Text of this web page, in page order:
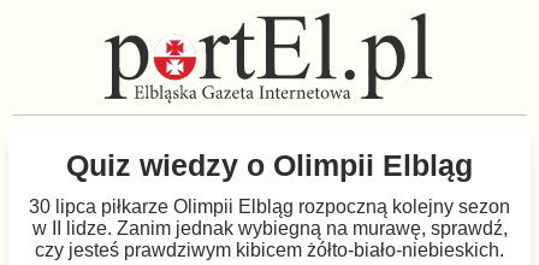
Quiz wiedzy o Olimpii Elbląg
30 lipca piłkarze Olimpii Elbląg rozpoczną kolejny sezon
w II lidze. Zanim jednak wybiegną na murawę, sprawdź,
czy jesteś prawdziwym kibicem żółto-biało-niebieskich.